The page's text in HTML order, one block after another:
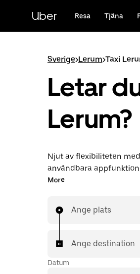
huvudinnehållet
Uber Resa Tjäna
Sverige>Lerum>Taxi
Letar
Lerum?
Njut av flexibiliteten
användbara
Lerum. Du kan göra
och få överkomliga
resa är bara några
More
Ange plats
Ange destination
Datum